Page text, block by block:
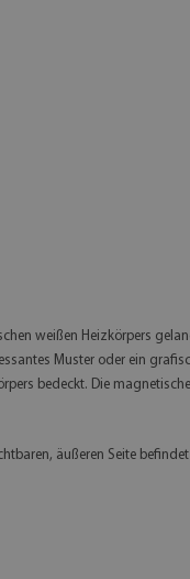
weißen Heizkörpers
Muster oder ein
bedeckt. Die
äußeren Seite